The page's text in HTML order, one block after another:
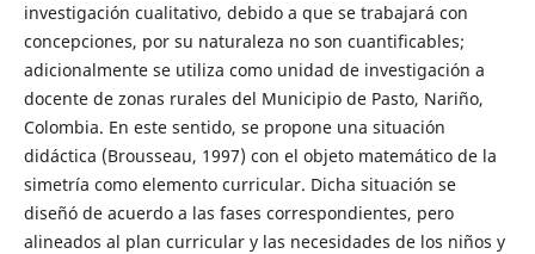
investigación cualitativo, debido a que se trabajará con
concepciones, por su naturaleza no son cuantificables;
adicionalmente se utiliza como unidad de investigación a
docente de zonas rurales del Municipio de Pasto, Nariño,
Colombia. En este sentido, se propone una situación
didáctica (Brousseau, 1997) con el objeto matemático de la
simetría como elemento curricular. Dicha situación se
diseñó de acuerdo a las fases correspondientes, pero
alineados al plan curricular y las necesidades de los niños y